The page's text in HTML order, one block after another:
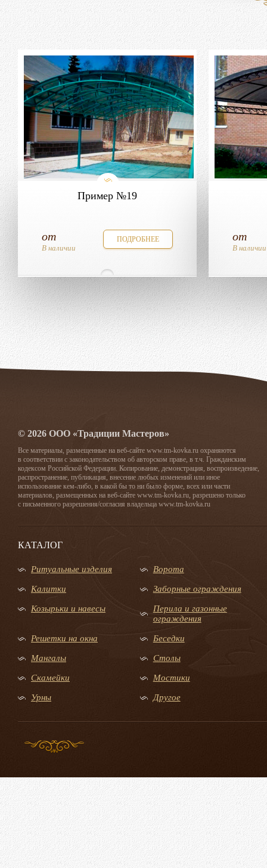
Пример №19
от
В наличии
ПОДРОБНЕЕ от
В наличии
© 2026 ООО «Традиции Мастеров»
Все материалы, размещенные на веб-сайте www.tm-kovka.ru охраняются
в соответствии с законодательством об авторском праве, в т.ч. Гражданским
кодексом Российской Федерации. Копирование, демонстрация, воспроизведение,
распространение, публикация, внесение любых изменений или иное
использование кем-либо, в какой бы то ни было форме, всех или части
материалов, размещенных на веб-сайте www.tm-kovka.ru, разрешено только
с письменного разрешения/согласия владельца www.tm-kovka.ru
КАТАЛОГ
Ритуальные изделия Ворота
Калитки Заборные ограждения
Козырьки и навесы
Перила и газонные
ограждения
Решетки на окна Беседки
Мангалы Столы
Скамейки Мостики
Урны Другое